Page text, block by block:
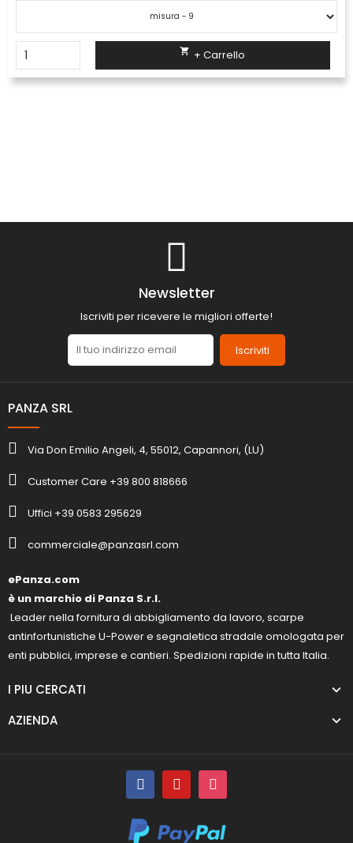
 + Carrello
Newsletter
Iscriviti per ricevere le migliori offerte!
Iscriviti
PANZA SRL
Via Don Emilio Angeli, 4, 55012, Capannori, (LU)
Customer Care +39 800 818666
Uffici +39 0583 295629
commerciale@panzasrl.com
ePanza.com
è un marchio di Panza S.r.l.
Leader nella fornitura di abbigliamento da lavoro, scarpe
antinfortunistiche U-Power e segnaletica stradale omologata per
enti pubblici, imprese e cantieri. Spedizioni rapide in tutta Italia.
I PIU CERCATI
AZIENDA